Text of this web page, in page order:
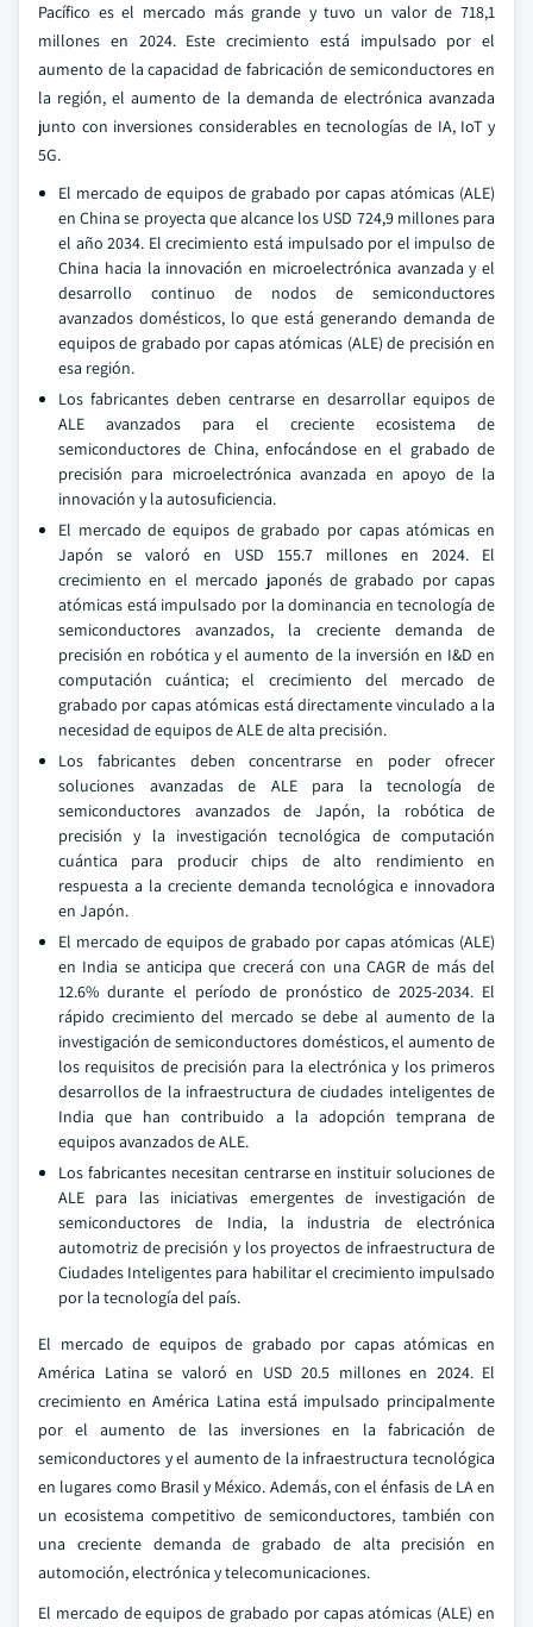
Pacífico es el mercado más grande y tuvo un valor de 718,1
millones en 2024. Este crecimiento está impulsado por el
aumento de la capacidad de fabricación de semiconductores en
la región, el aumento de la demanda de electrónica avanzada
junto con inversiones considerables en tecnologías de IA, IoT y
5G.
El mercado de equipos de grabado por capas atómicas (ALE)
en China se proyecta que alcance los USD 724,9 millones para
el año 2034. El crecimiento está impulsado por el impulso de
China hacia la innovación en microelectrónica avanzada y el
desarrollo continuo de nodos de semiconductores
avanzados domésticos, lo que está generando demanda de
equipos de grabado por capas atómicas (ALE) de precisión en
esa región.
Los fabricantes deben centrarse en desarrollar equipos de
ALE avanzados para el creciente ecosistema de
semiconductores de China, enfocándose en el grabado de
precisión para microelectrónica avanzada en apoyo de la
innovación y la autosuficiencia.
El mercado de equipos de grabado por capas atómicas en
Japón se valoró en USD 155.7 millones en 2024. El
crecimiento en el mercado japonés de grabado por capas
atómicas está impulsado por la dominancia en tecnología de
semiconductores avanzados, la creciente demanda de
precisión en robótica y el aumento de la inversión en I&D en
computación cuántica; el crecimiento del mercado de
grabado por capas atómicas está directamente vinculado a la
necesidad de equipos de ALE de alta precisión.
Los fabricantes deben concentrarse en poder ofrecer
soluciones avanzadas de ALE para la tecnología de
semiconductores avanzados de Japón, la robótica de
precisión y la investigación tecnológica de computación
cuántica para producir chips de alto rendimiento en
respuesta a la creciente demanda tecnológica e innovadora
en Japón.
El mercado de equipos de grabado por capas atómicas (ALE)
en India se anticipa que crecerá con una CAGR de más del
12.6% durante el período de pronóstico de 2025-2034. El
rápido crecimiento del mercado se debe al aumento de la
investigación de semiconductores domésticos, el aumento de
los requisitos de precisión para la electrónica y los primeros
desarrollos de la infraestructura de ciudades inteligentes de
India que han contribuido a la adopción temprana de
equipos avanzados de ALE.
Los fabricantes necesitan centrarse en instituir soluciones de
ALE para las iniciativas emergentes de investigación de
semiconductores de India, la industria de electrónica
automotriz de precisión y los proyectos de infraestructura de
Ciudades Inteligentes para habilitar el crecimiento impulsado
por la tecnología del país.
El mercado de equipos de grabado por capas atómicas en
América Latina se valoró en USD 20.5 millones en 2024. El
crecimiento en América Latina está impulsado principalmente
por el aumento de las inversiones en la fabricación de
semiconductores y el aumento de la infraestructura tecnológica
en lugares como Brasil y México. Además, con el énfasis de LA en
un ecosistema competitivo de semiconductores, también con
una creciente demanda de grabado de alta precisión en
automoción, electrónica y telecomunicaciones.
El mercado de equipos de grabado por capas atómicas (ALE) en